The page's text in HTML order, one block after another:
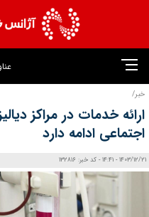
خبر/
ارائه خدمات در مراکز
اجتماعی ادامه دارد
1403/12/21 - 14:41 - کد خبر: 132816